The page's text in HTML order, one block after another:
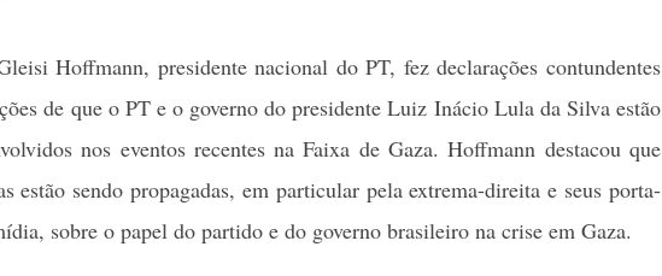
Hoffmann, presidente nacional do PT, fez declarações contundentes
de que o PT e o governo do presidente Luiz Inácio Lula da Silva estão
nos eventos recentes na Faixa de Gaza. Hoffmann destacou que
estão sendo propagadas, em particular pela extrema-direita e seus porta-
sobre o papel do partido e do governo brasileiro na crise em Gaza.